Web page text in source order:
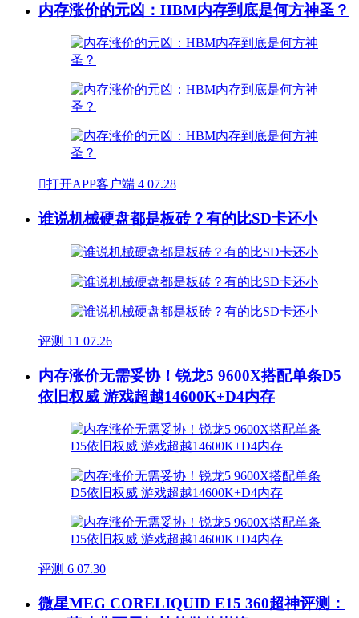
内存涨价的元凶：HBM内存到底是何方神圣？
打开APP客户端 4 07.28
谁说机械硬盘都是板砖？有的比SD卡还小
评测 11 07.26
内存涨价无需妥协！锐龙5 9600X搭配单条D5
依旧权威 游戏超越14600K+D4内存
评测 6 07.30
微星MEG CORELIQUID E15 360超神评测：